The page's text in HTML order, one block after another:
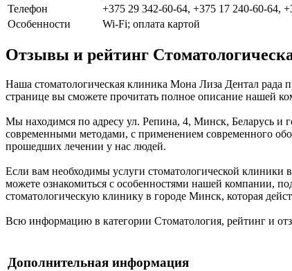
Телефон
+375 29 342-60-64, +375 17 240-60-64,
Особенности
Wi-Fi; оплата картой
Отзывы и рейтинг
Наша стоматологическая клиника Мона Лиза Дентал рада
странице вы сможете прочитать полное описание нашей
Мы находимся по адресу ул. Репина, 4, Минск, Беларусь и
современными методами, с применением современного
прошедших лечении у нас людей.
Если вам необходимы услуги стоматологической
можете ознакомиться с особенностями нашей компании,
стоматологическую клинику в городе Минск, которая
Всю информацию в категории Стоматология, рейтинг и
Дополнительная информация